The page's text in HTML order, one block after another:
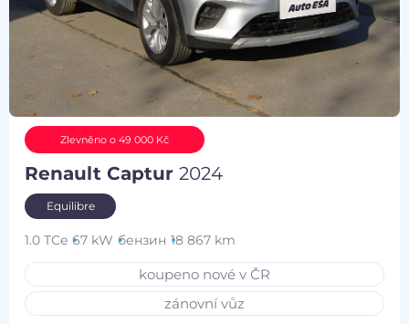
Zlevněno o 49 000 Kč
Renault Captur2024
Equilibre
1.0 TCe 67 kW бензин 18 867 km
koupeno nové v ČR
zánovní vůz